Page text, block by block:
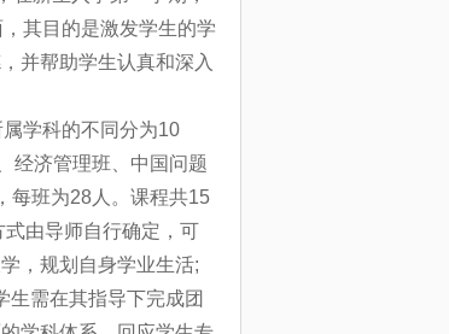
其目的是激发学生的学
并帮助学生认真和深入
学科的不同分为10
经济管理班、中国问题
每班为28人。课程共15
由导师自行确定，可
，规划自身学业生活;
生需在其指导下完成团